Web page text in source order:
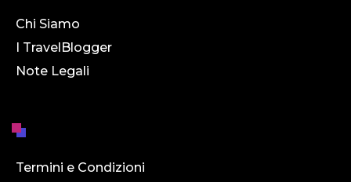
Chi Siamo
I TravelBlogger
Note Legali
Termini e Condizioni